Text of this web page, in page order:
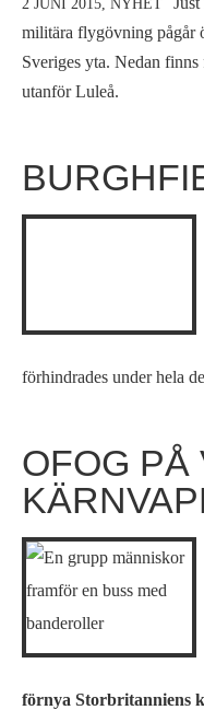
2 JUNI 2015, NYHET
militära flygövning pågår
Sveriges yta. Nedan
utanför Luleå.
förhindrades under hela
OFOG PÅ
förnya Storbritanniens